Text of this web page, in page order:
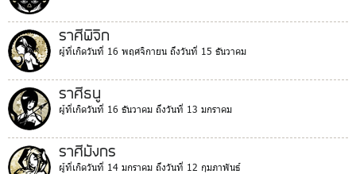
ราศีพิจิก
ผู้ที่เกิดวันที่ 16 พฤศจิกายน ถึงวันที่ 15 ธันวาคม
ราศีธนู
ผู้ที่เกิดวันที่ 16 ธันวาคม ถึงวันที่ 13 มกราคม
ราศีมังกร
ผู้ที่เกิดวันที่ 14 มกราคม ถึงวันที่ 12 กุมภาพันธ์